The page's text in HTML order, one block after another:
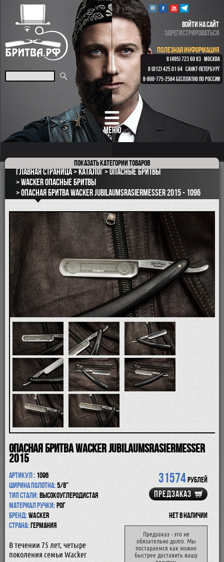
МЕНЮ
ВОЙТИ НА САЙТ
ЗАРЕГИСТРИРОВАТЬСЯ
ПОЛЕЗНАЯ ИНФОРМАЦИЯ
8 (495) 723 60 83 МОСКВА
8 (812) 425 01 64 САНКТ-ПЕТЕРБУРГ
8-800-775-2584 БЕСПЛАТНО ПО РОССИИ
Показатькатегории товаров
ПОДАРОЧНЫЕ НАБОРЫ
ОПАСНЫЕ БРИТВЫ
РЕМНИ
КЛАССИЧЕСКИЕ СТАНКИ
БРИТВЕННЫЕ НАБОРЫ
ПОМАЗКИ
СОВРЕМЕННЫЕ БРИТВЫ
ФУТЛЯРЫ
ДЛЯ БРИТЬЯ
ПОСЛЕ БРИТЬЯ
ДЛЯ БОРОДЫ И УСОВ
ДЛЯ ВОЛОС И ТЕЛА
ПАРФЮМ
ЧАШКИ
КОСМЕТИЧКИ
АКСЕССУАРЫ
МАНИКЮРНЫЕ ИНСТРУМЕНТЫ
СКИДКА
Главная страница Каталог
Опасные бритвы
Wacker опасные бритвы
Опасная бритва Wacker Jubilaumsrasiermesser 2015 - 1096
Опасная бритва Wacker Jubilaumsrasiermesser
2015
31574рублей
ПРЕДЗАКАЗ
Нет в наличии
Предзаказ - это не
обязательно долго. Мы
постараемся как можно
быстрее доставить вашу
Артикул : 1096
Ширина полотна:5/8”
Тип стали:высокоуглеродистая
Материал ручки:рог
Бренд:Wacker
Страна:Германия
В течении 75 лет, четыре
поколения семьи Wacker